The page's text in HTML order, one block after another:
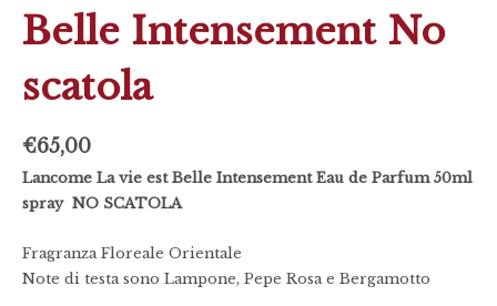
Belle Intensement No
scatola
€65,00
Lancome La vie est Belle Intensement Eau de Parfum 50ml
spray NO SCATOLA
Fragranza Floreale Orientale
Note di testa sono Lampone, Pepe Rosa e Bergamotto